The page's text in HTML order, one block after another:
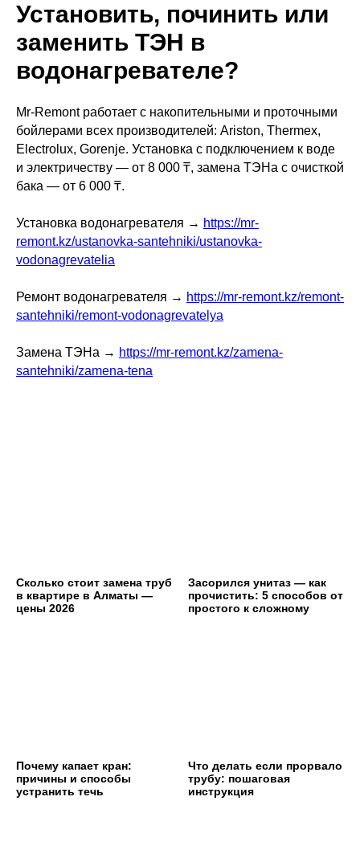
Установить, починить или
заменить ТЭН в
водонагревателе?
Mr-Remont работает с накопительными и проточными
бойлерами всех производителей: Ariston, Thermex,
Electrolux, Gorenje. Установка с подключением к воде
и электричеству — от 8 000 ₸, замена ТЭНа с очисткой
бака — от 6 000 ₸.
Установка водонагревателя → https://mr-
remont.kz/ustanovka-santehniki/ustanovka-
vodonagrevatelia
Ремонт водонагревателя → https://mr-remont.kz/remont-
santehniki/remont-vodonagrevatelya
Замена ТЭНа → https://mr-remont.kz/zamena-
santehniki/zamena-tena
Сколько стоит замена труб
в квартире в Алматы —
цены 2026
Засорился унитаз — как
прочистить: 5 способов от
простого к сложному
Почему капает кран:
причины и способы
устранить течь
Что делать если прорвало
трубу: пошаговая
инструкция